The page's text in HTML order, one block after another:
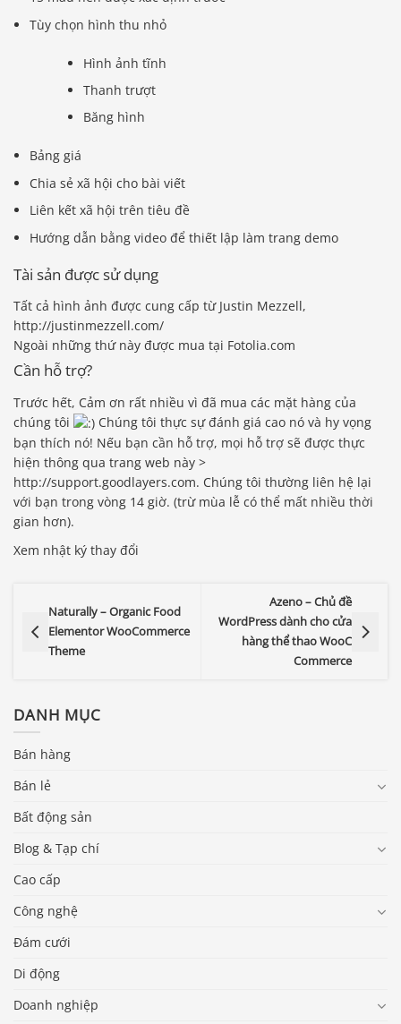
Tùy chọn hình thu nhỏ
Hình ảnh tĩnh
Thanh trượt
Băng hình
Bảng giá
Chia sẻ xã hội cho bài viết
Liên kết xã hội trên tiêu đề
Hướng dẫn bằng video để thiết lập làm trang demo
Tài sản được sử dụng
Tất cả hình ảnh được cung cấp từ Justin Mezzell,
http://justinmezzell.com/
Ngoài những thứ này được mua tại Fotolia.com
Cần hỗ trợ?
Trước hết, Cảm ơn rất nhiều vì đã mua các mặt hàng của
chúng tôi
Chúng tôi thực sự đánh giá cao nó và hy vọng
bạn thích nó! Nếu bạn cần hỗ trợ, mọi hỗ trợ sẽ được thực
hiện thông qua trang web này >
http://support.goodlayers.com. Chúng tôi thường liên hệ lại
với bạn trong vòng 14 giờ. (trừ mùa lễ có thể mất nhiều thời
gian hơn).
Xem nhật ký thay đổi
Naturally – Organic Food
Elementor WooCommerce
Theme
Azeno – Chủ đề
WordPress dành cho cửa
hàng thể thao WooC
Commerce
DANH MỤC
Bán hàng
Bán lẻ
Bất động sản
Blog & Tạp chí
Cao cấp
Công nghệ
Đám cưới
Di động
Doanh nghiệp